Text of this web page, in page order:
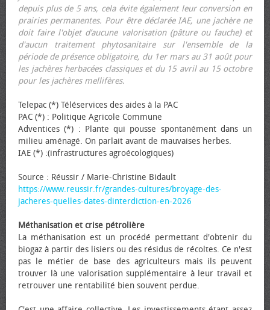
depuis plus de 5 ans, cela évite également leur conversion en
prairies permanentes. Pour être déclarée IAE, une jachère ne
doit faire l'objet d’aucune valorisation (pâture ou fauche) et
d'aucun traitement phytosanitaire sur l'ensemble de la
période de présence obligatoire, du 1er mars au 31 août pour
les jachères herbacées classiques et du 15 avril au 15 octobre
pour les jachères mellifères.
Telepac (*) Téléservices des aides à la PAC
PAC (*) : Politique Agricole Commune
Adventices (*) : Plante qui pousse spontanément dans un
milieu aménagé. On parlait avant de mauvaises herbes.
IAE (*) :(infrastructures agroécologiques)
Source : Réussir / Marie-Christine Bidault
https://www.reussir.fr/grandes-cultures/broyage-des-
jacheres-quelles-dates-dinterdiction-en-2026
Méthanisation et crise pétrolière
La méthanisation est un procédé permettant d'obtenir du
biogaz à partir des lisiers ou des résidus de récoltes. Ce n'est
pas le métier de base des agriculteurs mais ils peuvent
trouver là une valorisation supplémentaire à leur travail et
retrouver une rentabilité bien souvent perdue.